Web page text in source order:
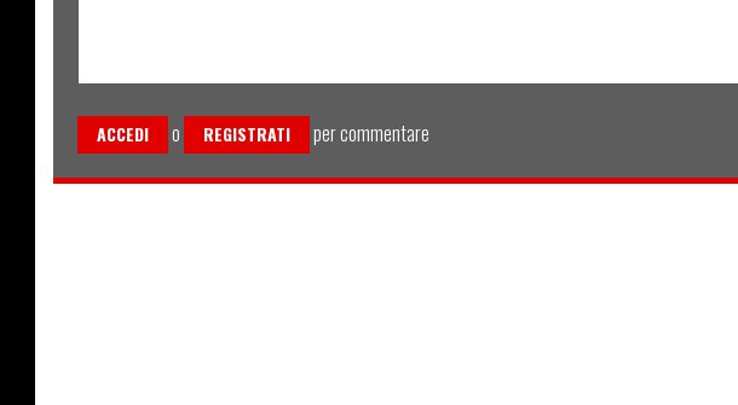
ACCEDI o REGISTRATI per commentare